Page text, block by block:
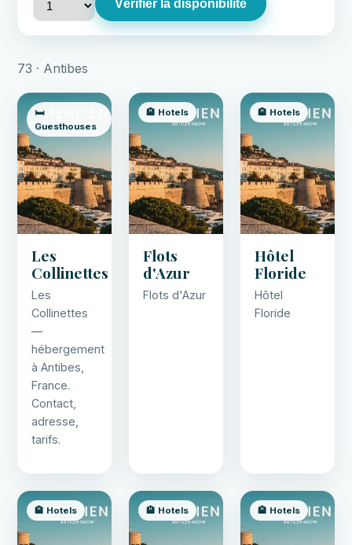
Vérifier la disponibilité
73 · Antibes
🛏️
Guesthouses
Les
Collinettes
Les
Collinettes
—
hébergement
à Antibes,
France.
Contact,
adresse,
tarifs.
🏨 Hotels
Flots
d'Azur
Flots d'Azur
🏨 Hotels
Hôtel
Floride
Hôtel
Floride
🏨 Hotels 🏨 Hotels 🏨 Hotels